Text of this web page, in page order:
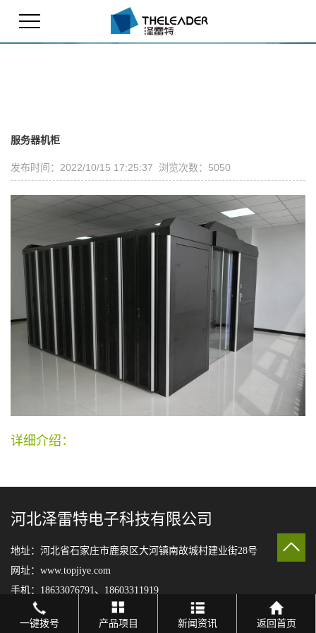
服务器机柜
发布时间：2022/10/15 17:25:37 浏览次数：5050
详细介绍：
河北泽雷特电子科技有限公司
地址：河北省石家庄市鹿泉区大河镇南故城村建业街28号
网址：www.topjiye.com
手机：18633076791、18603311919
一键拨号 产品项目 新闻资讯 返回首页